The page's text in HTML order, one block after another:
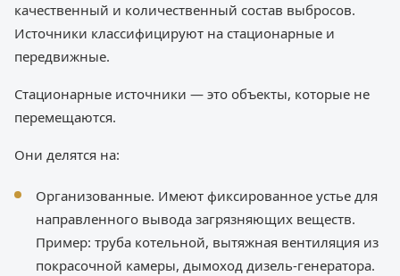
качественный и количественный состав выбросов.
Источники классифицируют на стационарные и
передвижные.
Стационарные источники — это объекты, которые не
перемещаются.
Они делятся на:
Организованные. Имеют фиксированное устье для
направленного вывода загрязняющих веществ.
Пример: труба котельной, вытяжная вентиляция из
покрасочной камеры, дымоход дизель-генератора.